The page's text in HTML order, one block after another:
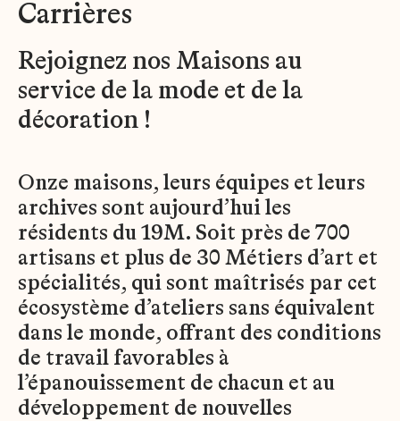
Carrières
Rejoignez nos Maisons au
service de la mode et de la
décoration !
Onze maisons, leurs équipes et leurs
archives sont aujourd’hui les
résidents du 19M. Soit près de 700
artisans et plus de 30 Métiers d’art et
spécialités, qui sont maîtrisés par cet
écosystème d’ateliers sans équivalent
dans le monde, offrant des conditions
de travail favorables à
l’épanouissement de chacun et au
développement de nouvelles